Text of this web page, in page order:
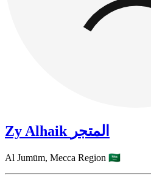
Zy Alhaik المتجر
Al Jumūm, Mecca Region 🇸🇦